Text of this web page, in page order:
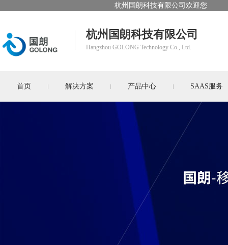
杭州国朗科技有限公司欢迎您
杭州国朗科技有限公司
Hangzhou GOLONG Technology Co., Ltd.
首页 解决方案 产品中心 SAAS服务